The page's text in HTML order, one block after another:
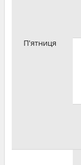
П'ятниця